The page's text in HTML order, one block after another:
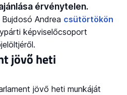
érvénytelen.
Andrea csütörtökön
képviselőcsoport
jövő heti
jövő heti munkáját